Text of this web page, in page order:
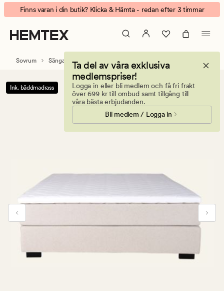
Plus
kontinentalsäng
fast
natur
Animerad
banner.
Klicka
på
att
pausa.
Finns varan i din butik? Klicka & Hämta - redan efter 3 timmar
Ta del av våra exklusiva
medlemspriser!
Logga in eller bli medlem och få fri frakt
över 699 kr till ombud samt tillgång till
våra bästa erbjudanden.
Bli medlem / Logga in
Sovrum Sängar Kontinentalsängar
Ink. bäddmadrass